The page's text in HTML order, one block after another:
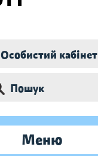
Особистий кабінет
Пошук
Меню